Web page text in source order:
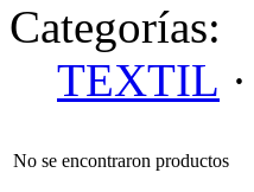
Categorías:
TEXTIL ·
No se encontraron productos